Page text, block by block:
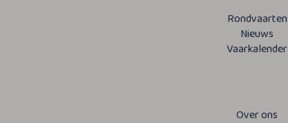
Rondvaarten
Nieuws
Vaarkalender
Over ons